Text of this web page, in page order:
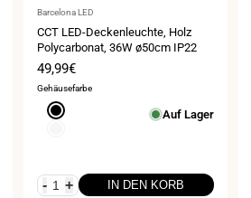
Anbieter:
Barcelona LED
CCT LED-Deckenleuchte, Holz
Polycarbonat, 36W ø50cm IP22
Verkaufspreis
49,99€
Gehäusefarbe
Schwarz
Auf Lager
- + IN DEN KORB